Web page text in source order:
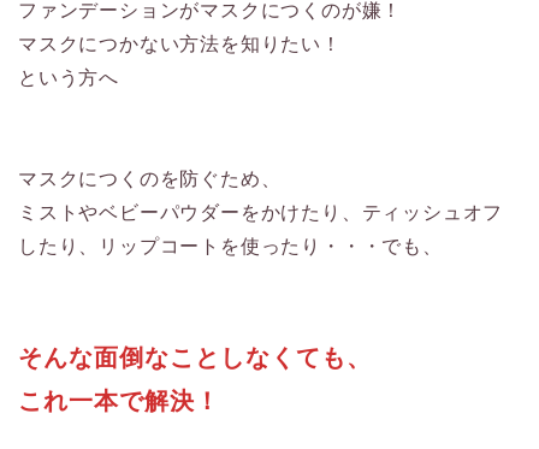
ファンデーションがマスクにつくのが嫌！
マスクにつかない方法を知りたい！
という方へ
マスクにつくのを防ぐため、
ミストやベビーパウダーをかけたり、ティッシュオフ
したり、リップコートを使ったり・・・でも、
そんな面倒なことしなくても、
これ一本で解決！